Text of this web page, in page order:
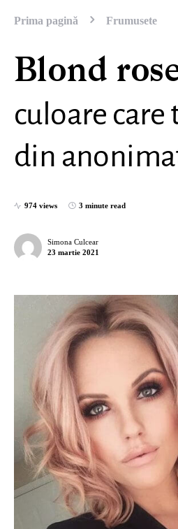
Prima pagină Frumusete
Blond
culoare care
din
974 views 3 minute read
Simona Culcear
23 martie 2021